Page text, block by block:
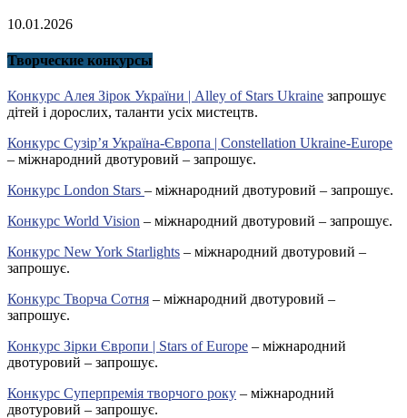
10.01.2026
Творческие конкурсы
Конкурс Алея Зірок України | Alley of Stars Ukraine запрошує
дітей і дорослих, таланти усіх мистецтв.
Конкурс Сузір’я Україна-Європа | Constellation Ukraine-Europe
– міжнародний двотуровий – запрошує.
Конкурс London Stars – міжнародний двотуровий – запрошує.
Конкурс World Vision – міжнародний двотуровий – запрошує.
Конкурс New York Starlights – міжнародний двотуровий –
запрошує.
Конкурс Творча Сотня – міжнародний двотуровий –
запрошує.
Конкурс Зірки Європи | Stars of Europe – міжнародний
двотуровий – запрошує.
Конкурс Суперпремія творчого року – міжнародний
двотуровий – запрошує.